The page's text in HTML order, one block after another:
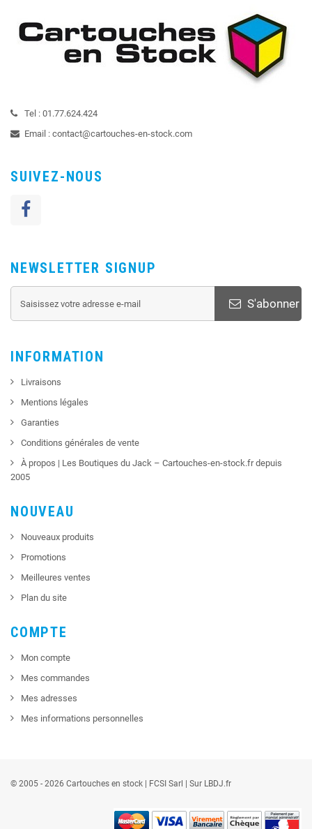
Tel : 01.77.624.424
Email : contact@cartouches-en-stock.com
SUIVEZ-NOUS
NEWSLETTER SIGNUP
S'abonner
INFORMATION
Livraisons
Mentions légales
Garanties
Conditions générales de vente
À propos | Les Boutiques du Jack – Cartouches-en-stock.fr depuis
2005
NOUVEAU
Nouveaux produits
Promotions
Meilleures ventes
Plan du site
COMPTE
Mon compte
Mes commandes
Mes adresses
Mes informations personnelles
© 2005 - 2026 Cartouches en stock | FCSI Sarl | Sur LBDJ.fr